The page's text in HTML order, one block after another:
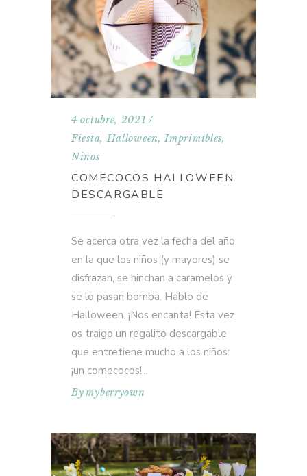
4 octubre, 2021
Fiesta,Halloween,Imprimibles,
Niños
COMECOCOS HALLOWEEN
DESCARGABLE
Se acerca otra vez la fecha del año
en la que los niños (y mayores) se
disfrazan, se hinchan a caramelos y
se lo pasan bomba. Hablo de
Halloween. ¡Nos encanta! Esta vez
os traigo un regalito descargable
que entretiene mucho a los niños:
¡un comecocos!
Bymyberryown